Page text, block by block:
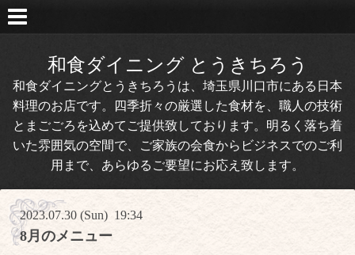
和食ダイニング とうきちろう
和食ダイニングとうきちろうは、埼玉県川口市にある日本
料理のお店です。四季折々の厳選した食材を、職人の技術
とまごごろを込めてご提供致しております。明るく落ち着
いた雰囲気の空間で、ご家族の会食からビジネスでのご利
用まで、あらゆるご要望にお応え致します。
2023.07.30 (Sun) 19:34
8月のメニュー